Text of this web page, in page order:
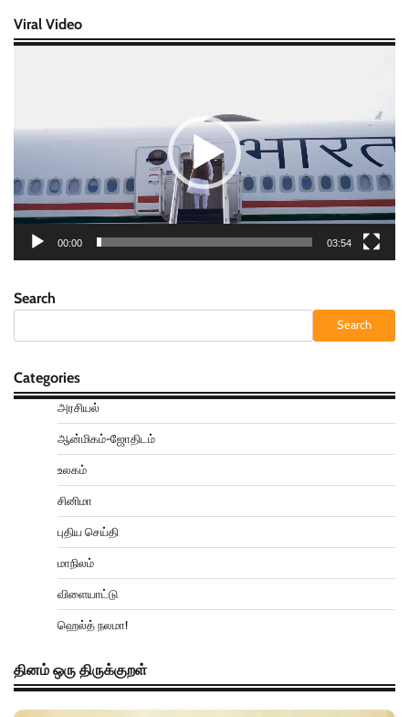
Viral Video
00:00 03:54
Search
Search
Categories
அரசியல்
ஆன்மிகம்-ஜோதிடம்
உலகம்
சினிமா
புதிய செய்தி
மாநிலம்
விளையாட்டு
ஹெல்த் நலமா!
தினம் ஒரு திருக்குறள்